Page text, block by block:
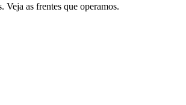
as frentes que operamos.